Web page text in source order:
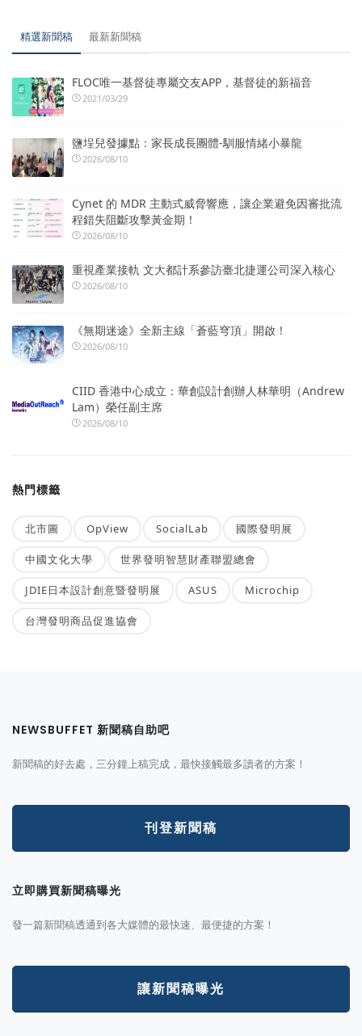
精選新聞稿 最新新聞稿
FLOC唯一基督徒專屬交友APP，基督徒的新福音
2021/03/29
鹽埕兒發據點：家長成長團體-馴服情緒小暴龍
2026/08/10
Cynet 的 MDR 主動式威脅響應，讓企業避免因審批流
程錯失阻斷攻擊黃金期！
2026/08/10
重視產業接軌 文大都計系參訪臺北捷運公司深入核心
2026/08/10
《無期迷途》全新主線「蒼藍穹頂」開啟！
2026/08/10
CIID 香港中心成立：華創設計創辦人林華明（Andrew
Lam）榮任副主席
2026/08/10
熱門標籤
北市圖 OpView SocialLab 國際發明展
中國文化大學 世界發明智慧財產聯盟總會
JDIE日本設計創意暨發明展 ASUS Microchip
台灣發明商品促進協會
NEWSBUFFET 新聞稿自助吧
新聞稿的好去處，三分鐘上稿完成，最快接觸最多讀者的方案！
刊登新聞稿
立即購買新聞稿曝光
發一篇新聞稿透通到各大媒體的最快速、最便捷的方案！
讓新聞稿曝光